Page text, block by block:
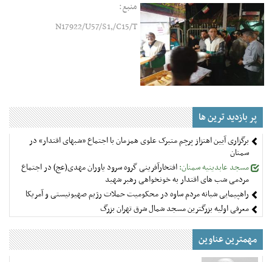
منبع:
N17922/U57/S1,/C15/T
پر بازدید ترین ها
برگزاری آیین اهتزاز پرچم متبرک علوی همزمان با اجتماع «شبهای اقتدار» در
سمنان
مسجد عابدینیه سمنان:افتخارآفرینی گروه سرود یاوران مهدی(عج) در اجتماع
مردمی شب های اقتدار به خونخواهی رهبر شهید
راهپیمایی شبانه مردم ساوه در محکومیت حملات رژیم صهیونیستی و آمریکا
معرفی اولیه بزرگترین مسجد شمال شرق تهران بزرگ
مهمترین عناوین